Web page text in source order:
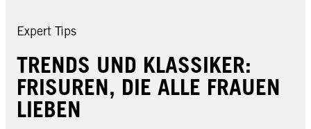
Expert Tips
TRENDS UND KLASSIKER:
FRISUREN, DIE ALLE FRAUEN
LIEBEN